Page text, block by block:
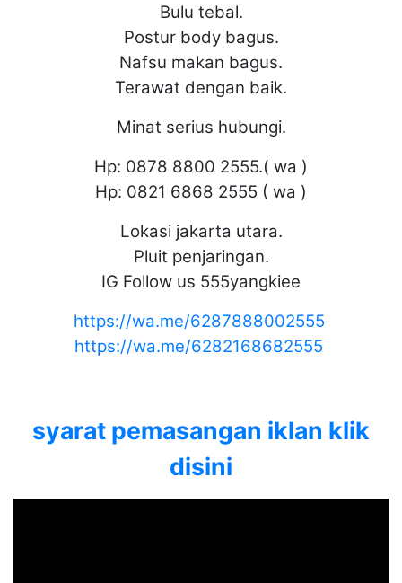
Bulu tebal.
Postur body bagus.
Nafsu makan bagus.
Terawat dengan baik.
Minat serius hubungi.
Hp: 0878 8800 2555.( wa )
Hp: 0821 6868 2555 ( wa )
Lokasi jakarta utara.
Pluit penjaringan.
IG Follow us 555yangkiee
https://wa.me/6287888002555
https://wa.me/6282168682555
syarat pemasangan iklan klik
disini